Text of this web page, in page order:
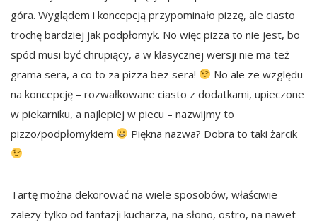
góra. Wyglądem i koncepcją przypominało pizzę, ale ciasto
trochę bardziej jak podpłomyk. No więc pizza to nie jest, bo
spód musi być chrupiący, a w klasycznej wersji nie ma też
grama sera, a co to za pizza bez sera!
No ale ze względu
na koncepcję – rozwałkowane ciasto z dodatkami, upieczone
w piekarniku, a najlepiej w piecu – nazwijmy to
pizzo/podpłomykiem
Piękna nazwa? Dobra to taki żarcik
Tartę można dekorować na wiele sposobów, właściwie
zależy tylko od fantazji kucharza, na słono, ostro, na nawet